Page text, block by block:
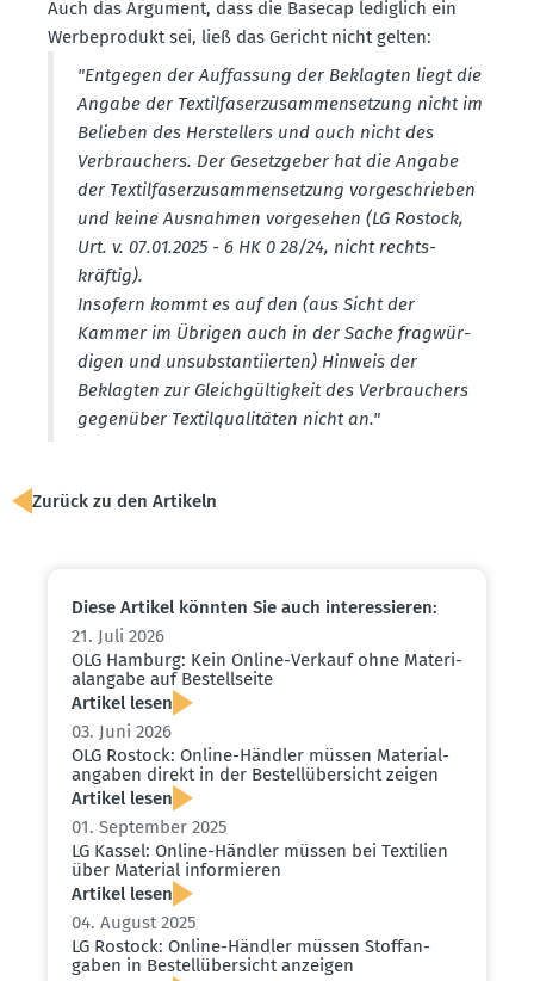
Auch das Argument, dass die Basecap lediglich ein
Werbe­produkt sei, ließ das Gericht nicht gelten:
"Entgegen der Auffassung der Beklagten liegt die
Angabe der Textil­fa­ser­zu­sam­men­setzung nicht im
Belieben des Herstellers und auch nicht des
Verbrau­chers. Der Gesetz­geber hat die Angabe
der Textil­fa­ser­zu­sam­men­setzung vorge­schrieben
und keine Ausnahmen vorge­sehen (LG Rostock,
Urt. v. 07.01.2025 - 6 HK 0 28/24, nicht rechts­
kräftig).
Insofern kommt es auf den (aus Sicht der
Kammer im Übrigen auch in der Sache fragwür­
digen und unsub­stan­ti­ierten) Hinweis der
Beklagten zur Gleich­gül­tigkeit des Verbrau­chers
gegenüber Textil­qua­li­täten nicht an."
Zurück zu den Artikeln
Diese Artikel könnten Sie auch inter­es­sieren:
21. Juli 2026
OLG Hamburg: Kein Online-Verkauf ohne Materi­
al­angabe auf Bestell­seite
Artikel lesen
03. Juni 2026
OLG Rostock: Online-Händler müssen Materi­al­
an­gaben direkt in der Bestell­über­sicht zeigen
Artikel lesen
01. September 2025
LG Kassel: Online-Händler müssen bei Textilien
über Material infor­mieren
Artikel lesen
04. August 2025
LG Rostock: Online-Händler müssen Stoff­an­
gaben in Bestell­über­sicht anzeigen